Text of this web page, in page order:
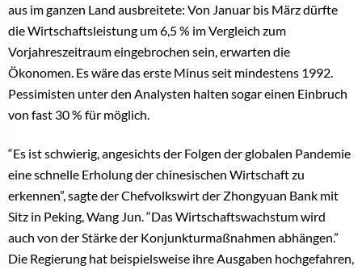
aus im ganzen Land ausbreitete: Von Januar bis März dürfte
die Wirtschaftsleistung um 6,5 % im Vergleich zum
Vorjahreszeitraum eingebrochen sein, erwarten die
Ökonomen. Es wäre das erste Minus seit mindestens 1992.
Pessimisten unter den Analysten halten sogar einen Einbruch
von fast 30 % für möglich.
“Es ist schwierig, angesichts der Folgen der globalen Pandemie
eine schnelle Erholung der chinesischen Wirtschaft zu
erkennen”, sagte der Chefvolkswirt der Zhongyuan Bank mit
Sitz in Peking, Wang Jun. “Das Wirtschaftswachstum wird
auch von der Stärke der Konjunkturmaßnahmen abhängen.”
Die Regierung hat beispielsweise ihre Ausgaben hochgefahren,